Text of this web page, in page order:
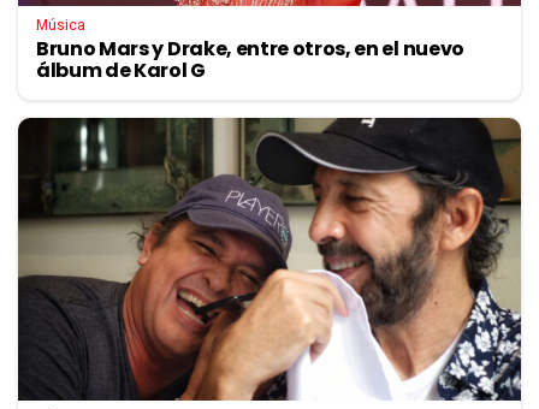
Música
Bruno Mars y Drake, entre otros, en el nuevo
álbum de Karol G